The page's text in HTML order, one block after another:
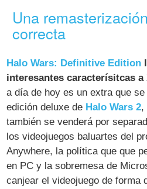
Una
correcta
Halo Wars: Definitive Edition
interesantes caracterísitcas a
a día de hoy es un extra que
edición deluxe de Halo Wars 2,
también se venderá por
los videojuegos baluartes del
Anywhere, la política que que
en PC y la sobremesa de
canjear el videojuego de forma